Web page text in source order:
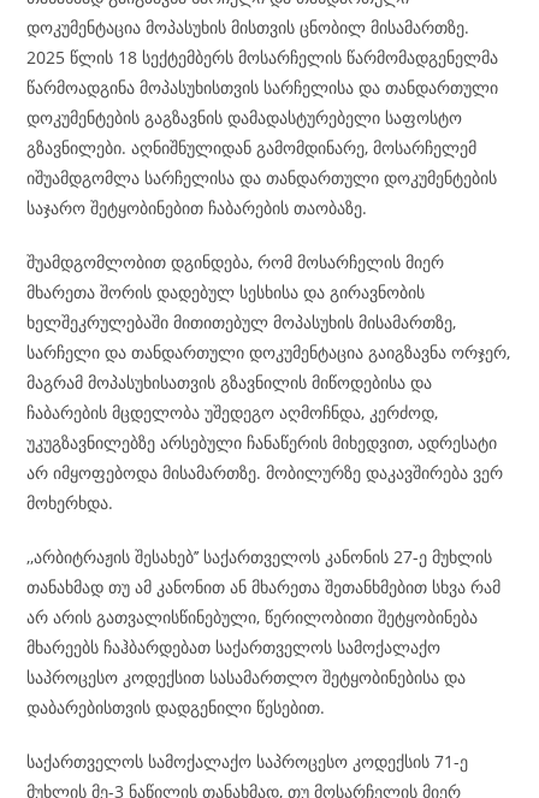
დოკუმენტაცია მოპასუხის მისთვის ცნობილ მისამართზე.
2025 წლის 18 სექტემბერს მოსარჩელის წარმომადგენელმა
წარმოადგინა მოპასუხისთვის სარჩელისა და თანდართული
დოკუმენტების გაგზავნის დამადასტურებელი საფოსტო
გზავნილები. აღნიშნულიდან გამომდინარე, მოსარჩელემ
იშუამდგომლა სარჩელისა და თანდართული დოკუმენტების
საჯარო შეტყობინებით ჩაბარების თაობაზე.
შუამდგომლობით დგინდება, რომ მოსარჩელის მიერ
მხარეთა შორის დადებულ სესხისა და გირავნობის
ხელშეკრულებაში მითითებულ მოპასუხის მისამართზე,
სარჩელი და თანდართული დოკუმენტაცია გაიგზავნა ორჯერ,
მაგრამ მოპასუხისათვის გზავნილის მიწოდებისა და
ჩაბარების მცდელობა უშედეგო აღმოჩნდა, კერძოდ,
უკუგზავნილებზე არსებული ჩანაწერის მიხედვით, ადრესატი
არ იმყოფებოდა მისამართზე. მობილურზე დაკავშირება ვერ
მოხერხდა.
,,არბიტრაჟის შესახებ’’ საქართველოს კანონის 27-ე მუხლის
თანახმად თუ ამ კანონით ან მხარეთა შეთანხმებით სხვა რამ
არ არის გათვალისწინებული, წერილობითი შეტყობინება
მხარეებს ჩაჰბარდებათ საქართველოს სამოქალაქო
საპროცესო კოდექსით სასამართლო შეტყობინებისა და
დაბარებისთვის დადგენილი წესებით.
საქართველოს სამოქალაქო საპროცესო კოდექსის 71-ე
მუხლის მე-3 ნაწილის თანახმად, თუ მოსარჩელის მიერ